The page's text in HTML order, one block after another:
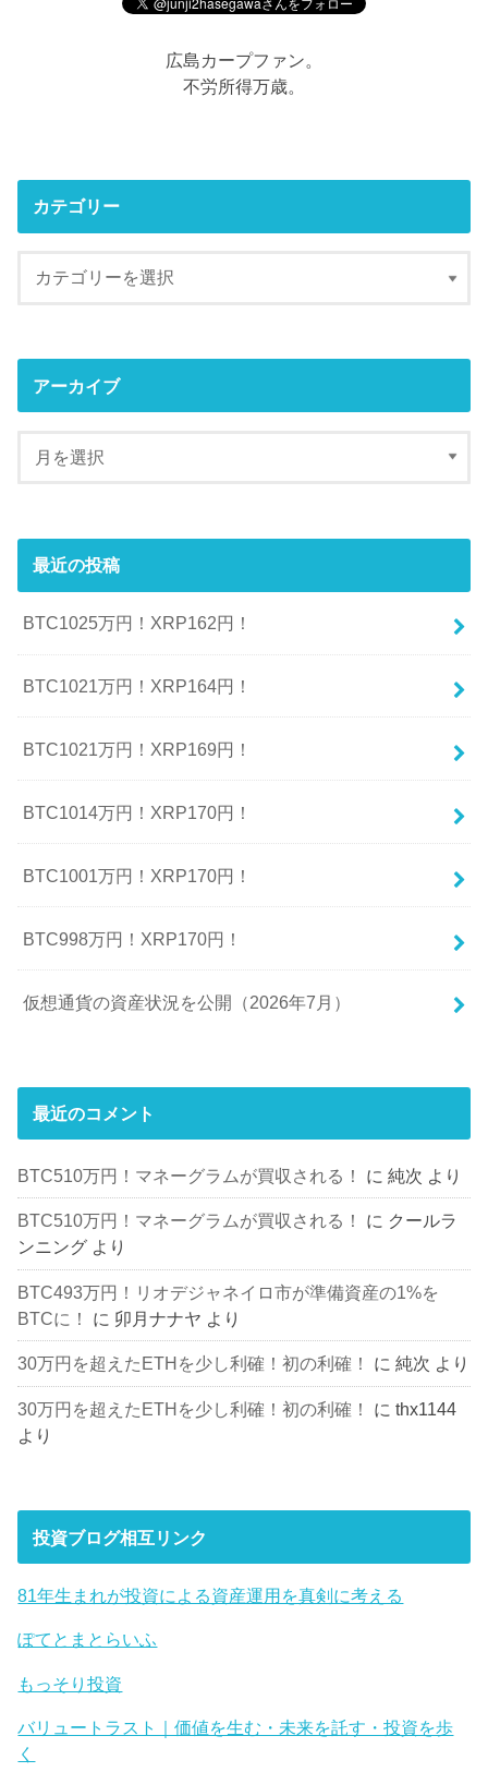
広島カープファン。
不労所得万歳。
カテゴリー
アーカイブ
最近の投稿
BTC1025万円！XRP162円！
BTC1021万円！XRP164円！
BTC1021万円！XRP169円！
BTC1014万円！XRP170円！
BTC1001万円！XRP170円！
BTC998万円！XRP170円！
仮想通貨の資産状況を公開（2026年7月）
最近のコメント
BTC510万円！マネーグラムが買収される！ に純次 より
BTC510万円！マネーグラムが買収される！ に クールラ
ンニング より
BTC493万円！リオデジャネイロ市が準備資産の1%を
BTCに！
に 卯月ナナヤ より
30万円を超えたETHを少し利確！初の利確！ に純次 より
30万円を超えたETHを少し利確！初の利確！ にthx1144
より
投資ブログ相互リンク
81年生まれが投資による資産運用を真剣に考える
ぽてとまとらいふ
もっそり投資
バリュートラスト｜価値を生む・未来を託す・投資を歩
く